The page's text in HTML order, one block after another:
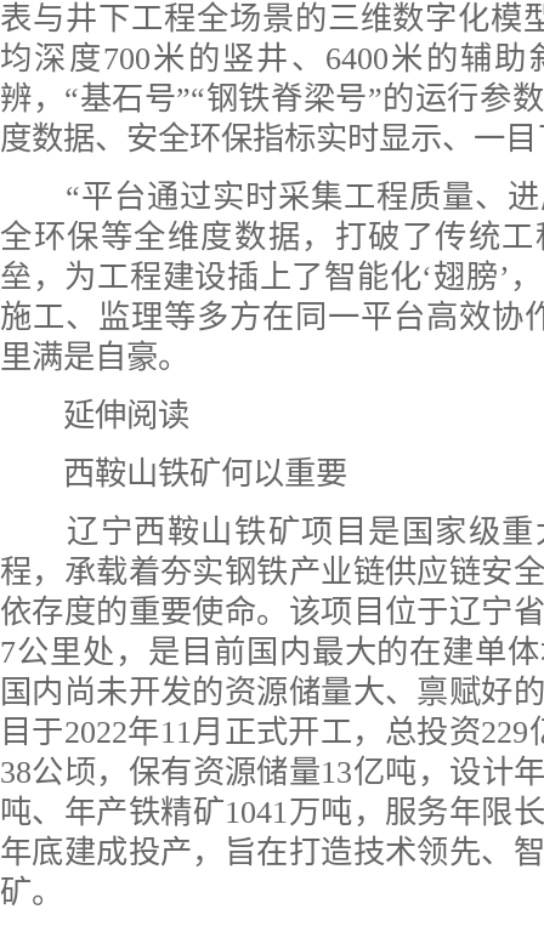
表与井下工程全场景的三维数字化模
均深度700米的竖井、6400米的辅
辨，“基石号”“钢铁脊梁号”的运行参
度数据、安全环保指标实时显示、一
“平台通过实时采集工程质量、进
全环保等全维度数据，打破了传统
垒，为工程建设插上了智能化‘翅膀’
施工、监理等多方在同一平台高效协
里满是自豪。
延伸阅读
西鞍山铁矿何以重要
辽宁西鞍山铁矿项目是国家级重
程，承载着夯实钢铁产业链供应链安
依存度的重要使命。该项目位于辽宁
7公里处，是目前国内最大的在建单
国内尚未开发的资源储量大、禀赋好
目于2022年11月正式开工，总投资
38公顷，保有资源储量13亿吨，设计
吨、年产铁精矿1041万吨，服务年限
年底建成投产，旨在打造技术领先、
矿。